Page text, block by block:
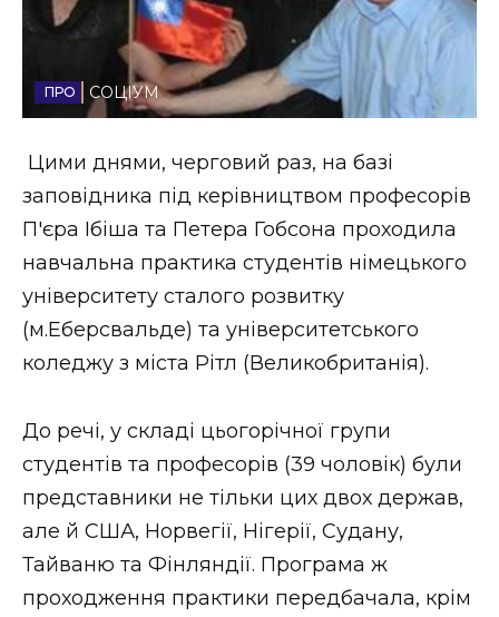
Стиль життя
Втрачений Ужгород
Втрачений Ужгород (відеоверсія)
ЗАКАРПАТСЬКІ НОВИНИ
НОВИНИ ЗАХІДНОЇ УКРАЇНИ
ВІДЕО
СОЦІУМ
Цими днями, черговий раз, на базі
заповідника під керівництвом професорів
П'єра Ібіша та Петера Гобсона проходила
навчальна практика студентів німецького
університету сталого розвитку
(м.Еберсвальде) та університетського
коледжу з міста Рітл (Великобританія).
До речі, у складі цьогорічної групи
студентів та професорів (39 чоловік) були
представники не тільки цих двох держав,
але й США, Норвегії, Нігерії, Судану,
Тайваню та Фінляндії. Програма ж
проходження практики передбачала, крім